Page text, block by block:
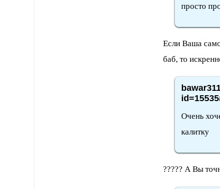
просто
Если Ваша
баб, то
Очень
калитку
????? А Вы